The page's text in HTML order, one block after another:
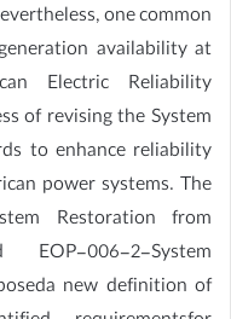
one common
availability at
Electric Reliability
of revising the System
to enhance reliability
power systems. The
Restoration from
006-2-System
new definition of